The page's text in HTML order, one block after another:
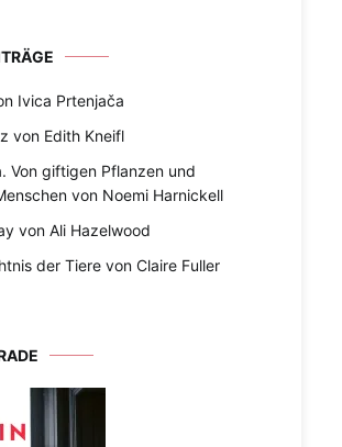
Ivica Prtenjača
von Edith Kneifl
Von giftigen Pflanzen und
von Noemi Harnickell
von Ali Hazelwood
der Tiere von Claire Fuller